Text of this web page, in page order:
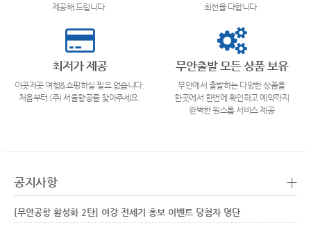
제공해 드립니다.
최선을 다합니다.
최저가 제공
이곳저곳 여행&쇼핑하실 필요 없습니다.
처음부터 (주) 서울항공를 찾아주세요.
무안출발 모든 상품 보유
무안에서 출발하는 다양한 상품을
한곳에서 한번에 확인하고 예약까지
완벽한 원스톱 서비스 제공
공지사항 +
[무안공항 활성화 2탄] 여강 전세기 홍보 이벤트 당첨자 명단